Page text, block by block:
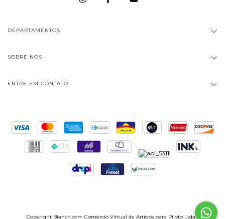
DEPARTAMENTOS
SOBRE NÓS
ENTRE EM CONTATO
Copyright Bianch.com Comércio Virtual de Artigos para Piloto Ltda -